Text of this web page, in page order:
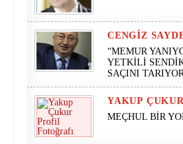
CENGIZ
“MEMUR
YETKİLİ
SAÇINI
YAKUP
MEÇHUL BİR